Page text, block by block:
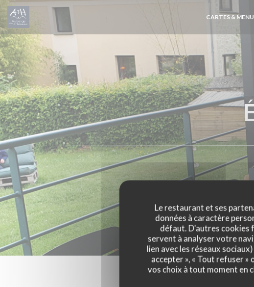
Personnalisation de vos choix en matière de cookies
Le restaurant et ses
données à caractère
défaut. D'autres cookies
servent à analyser votre
lien avec les réseaux
accepter », « Tout refuser
vos choix à tout moment en
CARTES &